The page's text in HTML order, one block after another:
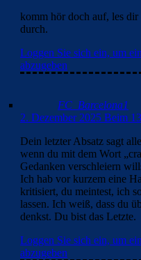
komm hör doch auf, les dir
durch.
Loggen Sie sich ein, um
abzugeben
FC_Barcelona1
2. Dezember 2025 Beim
Dein letzter Absatz sagt
wenn du mit dem Wort
Gedanken verschleiern
Ich hab vor kurzem eine
kritisiert, du meintest, ich
lassen. Ich weiß, dass du
denkst. Du bist das Letzte.
Loggen Sie sich ein, um
abzugeben